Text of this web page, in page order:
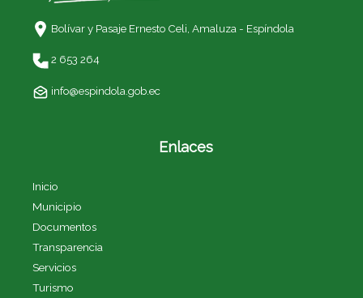
Bolívar y Pasaje Ernesto Celi, Amaluza - Espíndola
2 653 264
info@espindola.gob.ec
Enlaces
Inicio
Municipio
Documentos
Transparencia
Servicios
Turismo